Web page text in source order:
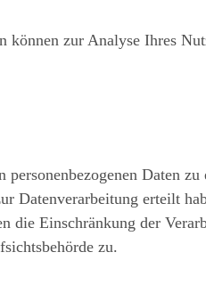
zur Analyse Ihres
Daten zu
Datenverarbeitung erteilt
die Einschränkung der
zu.